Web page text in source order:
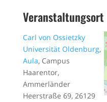
Veranstaltungsort
Carl von Ossietzky
Universität Oldenburg,
Aula, Campus
Haarentor,
Ammerländer
Heerstraße 69, 26129